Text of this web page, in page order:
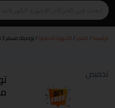
الرئيسية/المتجر/الأجهزة الصغيرة/ توصيلة مسفر 3 فيش 5 متر رصاصي
تخفيض